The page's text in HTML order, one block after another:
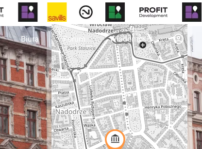
Biura Forum Wiadomości